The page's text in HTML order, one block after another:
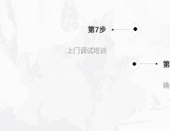
第7步
上门调试培训